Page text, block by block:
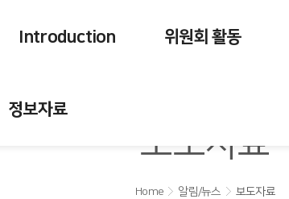
Introduction 위원회 활동
정보자료
보도자료
Home 알림/뉴스 보도자료